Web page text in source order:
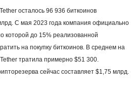
осталось 96 936 биткоинов
С мая 2023 года компания официально
которой до 15% реализованной
на покупку биткоинов. В среднем на
тратила примерно $51 300.
сейчас составляет $1,75 млрд.